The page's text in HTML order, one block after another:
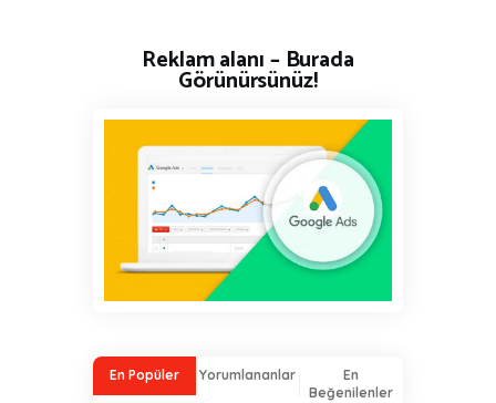
Reklam alanı – Burada
Görünürsünüz!
En Popüler Yorumlananlar
En
Beğenilenler